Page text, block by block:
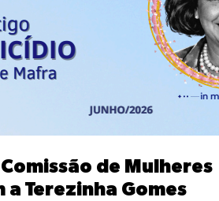
de Mulheres
a Terezinha Gomes